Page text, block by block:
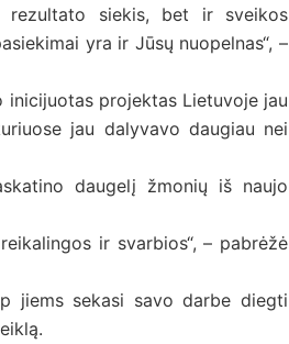
rezultato siekis, bet ir sveikos
yra ir Jūsų nuopelnas“, –
inicijuotas projektas Lietuvoje jau
jau dalyvavo daugiau nei
daugelį žmonių iš naujo
ir svarbios“, – pabrėžė
jiems sekasi savo darbe diegti